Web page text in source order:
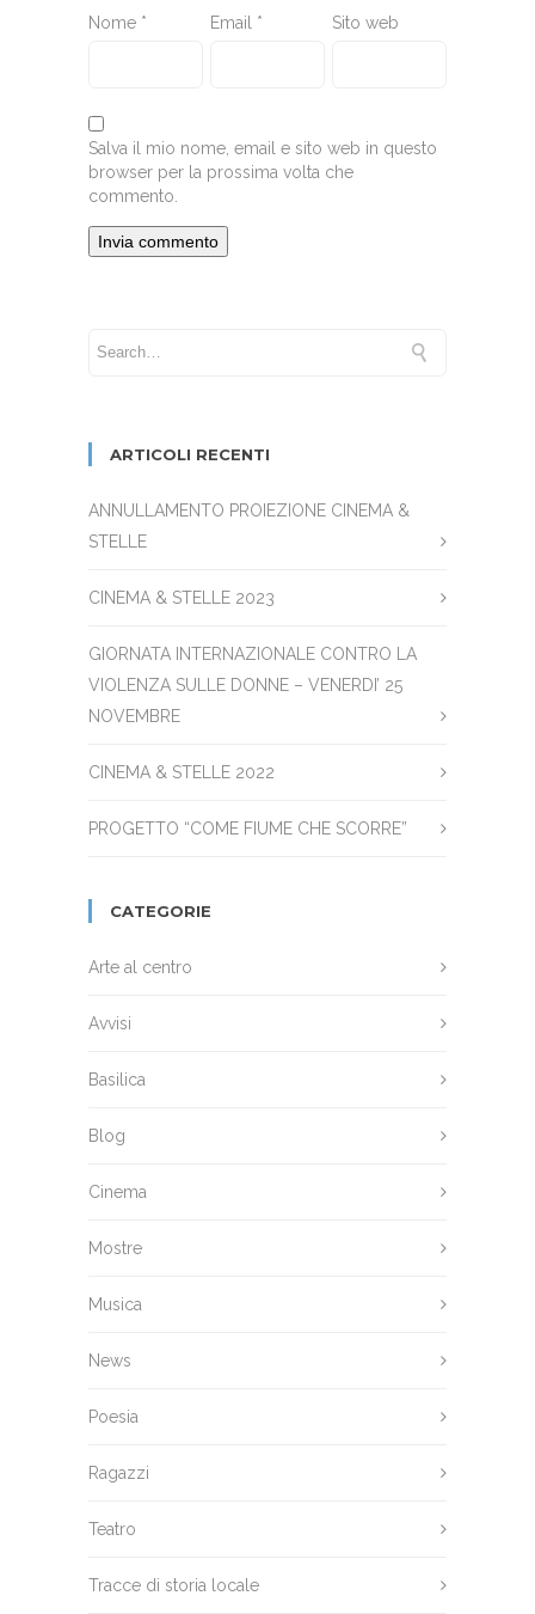
Nome * Email * Sito web
Salva il mio nome, email e sito web in questo
browser per la prossima volta che
commento.
ARTICOLI RECENTI
ANNULLAMENTO PROIEZIONE CINEMA &
STELLE
CINEMA & STELLE 2023
GIORNATA INTERNAZIONALE CONTRO LA
VIOLENZA SULLE DONNE – VENERDI’ 25
NOVEMBRE
CINEMA & STELLE 2022
PROGETTO “COME FIUME CHE SCORRE”
CATEGORIE
Arte al centro
Avvisi
Basilica
Blog
Cinema
Mostre
Musica
News
Poesia
Ragazzi
Teatro
Tracce di storia locale